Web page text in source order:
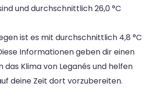
und durchschnittlich 26,0 °C
ist es mit durchschnittlich 4,8 °C
Informationen geben dir einen
das Klima von Leganés und helfen
deine Zeit dort vorzubereiten.